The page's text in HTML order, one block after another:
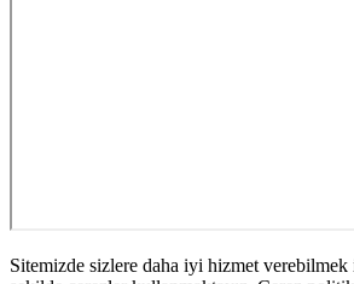
Sitemizde sizlere daha iyi hizmet